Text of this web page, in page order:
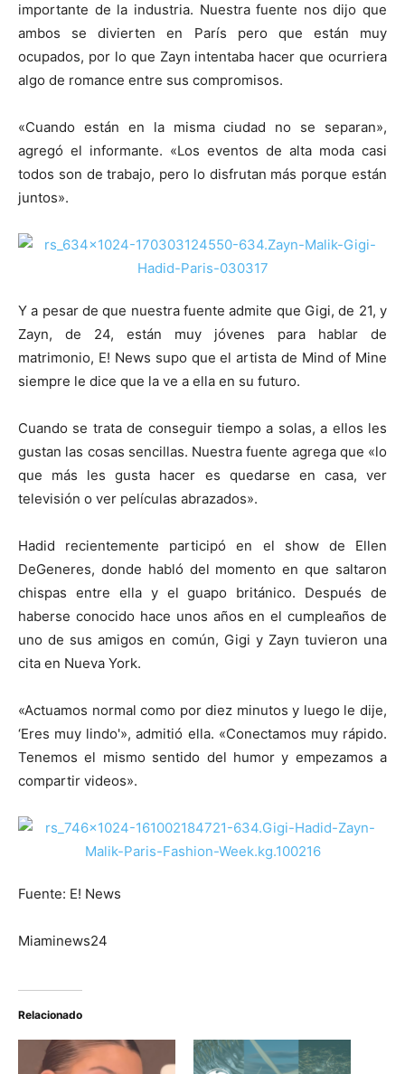
importante de la industria. Nuestra fuente nos dijo que
ambos se divierten en París pero que están muy
ocupados, por lo que Zayn intentaba hacer que ocurriera
algo de romance entre sus compromisos.
«Cuando están en la misma ciudad no se separan»,
agregó el informante. «Los eventos de alta moda casi
todos son de trabajo, pero lo disfrutan más porque están
juntos».
Y a pesar de que nuestra fuente admite que Gigi, de 21, y
Zayn, de 24, están muy jóvenes para hablar de
matrimonio, E! News supo que el artista de Mind of Mine
siempre le dice que la ve a ella en su futuro.
Cuando se trata de conseguir tiempo a solas, a ellos les
gustan las cosas sencillas. Nuestra fuente agrega que «lo
que más les gusta hacer es quedarse en casa, ver
televisión o ver películas abrazados».
Hadid recientemente participó en el show de Ellen
DeGeneres, donde habló del momento en que saltaron
chispas entre ella y el guapo británico. Después de
haberse conocido hace unos años en el cumpleaños de
uno de sus amigos en común, Gigi y Zayn tuvieron una
cita en Nueva York.
«Actuamos normal como por diez minutos y luego le dije,
‘Eres muy lindo'», admitió ella. «Conectamos muy rápido.
Tenemos el mismo sentido del humor y empezamos a
compartir videos».
Fuente: E! News
Miaminews24
Relacionado